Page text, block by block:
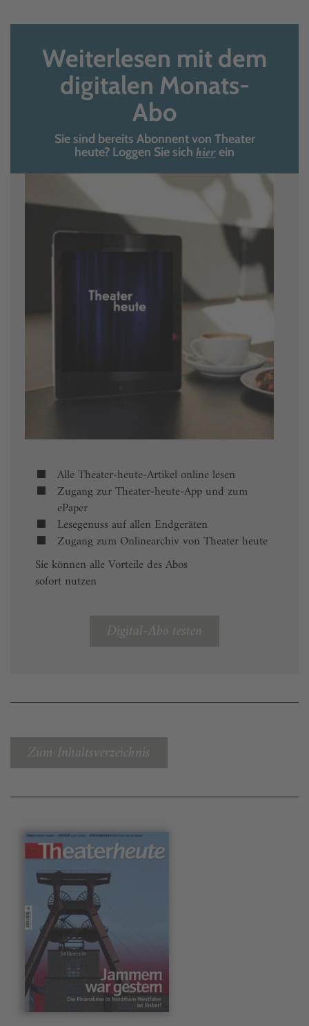
Weiterlesen mit dem
digitalen Monats-
Abo
Sie sind bereits Abonnent von Theater
heute? Loggen Sie sich hierein
Alle Theater-heute-Artikel online lesen
Zugang zur Theater-heute-App und zum
ePaper
Lesegenuss auf allen Endgeräten
Zugang zum Onlinearchiv von Theater heute
Sie können alle Vorteile des Abos
sofort nutzen
Digital-Abo testen
Zum Inhaltsverzeichnis